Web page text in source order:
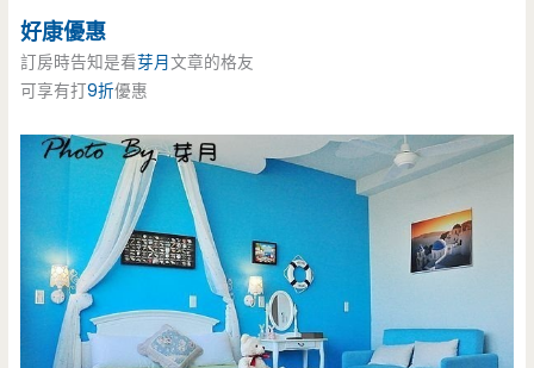
好康優惠
訂房時告知是看芽月文章的格友
可享有打9折優惠